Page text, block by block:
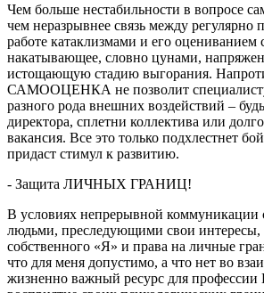
Чем больше нестабильности в вопросе
чем неразрывнее связь между регулярно
работе катаклизмами и его оцениванием
накатывающее, словно цунами,
истощающую стадию выгорания.
САМООЦЕНКА не позволит специалисту
разного рода внешних воздействий –
директора, сплетни коллектива или
вакансия. Все это только подхлестнет
придаст стимул к развитию.
- Защита ЛИЧНЫХ ГРАНИЦ!
В условиях непрерывной
людьми, преследующими свои интересы,
собственного «Я» и права на личные
что для меня допустимо, а что нет во
жизненно важный ресурс для профессии